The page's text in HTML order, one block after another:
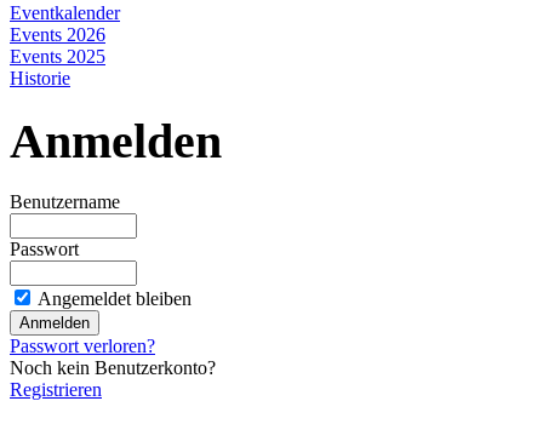
Eventkalender
Events 2026
Events 2025
Historie
Anmelden
Benutzername
Passwort
Angemeldet bleiben
Passwort verloren?
Noch kein Benutzerkonto?
Registrieren